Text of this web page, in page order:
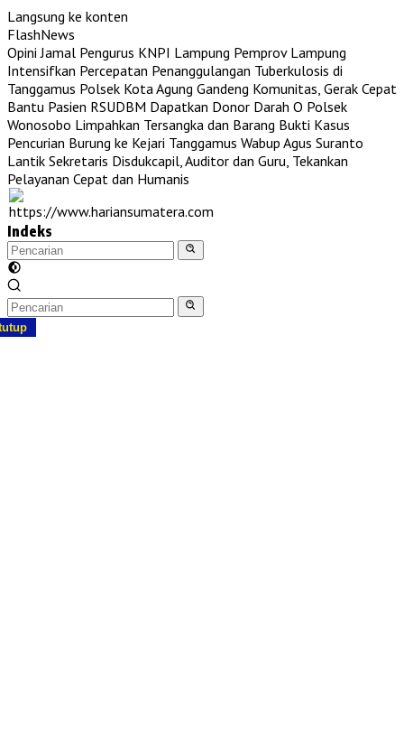
Langsung ke konten
FlashNews
Opini Jamal Pengurus KNPI Lampung Pemprov Lampung
Intensifkan Percepatan Penanggulangan Tuberkulosis di
Tanggamus Polsek Kota Agung Gandeng Komunitas, Gerak Cepat
Bantu Pasien RSUDBM Dapatkan Donor Darah O Polsek
Wonosobo Limpahkan Tersangka dan Barang Bukti Kasus
Pencurian Burung ke Kejari Tanggamus Wabup Agus Suranto
Lantik Sekretaris Disdukcapil, Auditor dan Guru, Tekankan
Pelayanan Cepat dan Humanis
Indeks